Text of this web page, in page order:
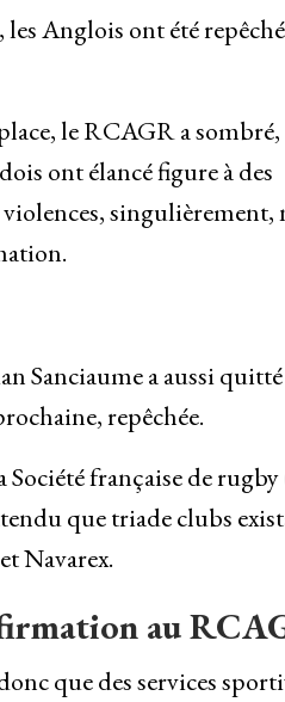
Anglois ont été
le RCAGR a sombré,
ont élancé figure à des
singulièrement,
Sanciaume a aussi
repêchée.
française de
que triade clubs
Navarex.
au
que des services